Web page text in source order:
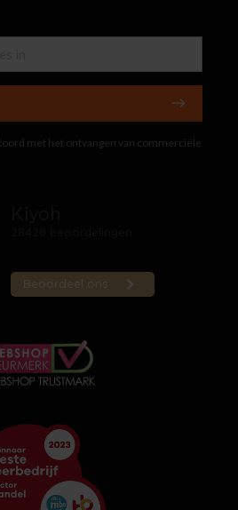
met het ontvangen van commerciële